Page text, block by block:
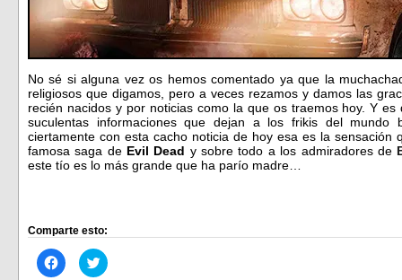
No sé si alguna vez os hemos comentado ya que la
religiosos que digamos, pero a veces rezamos y damos las
recién nacidos y por noticias como la que os traemos hoy. Y
suculentas informaciones que dejan a los frikis del mundo
ciertamente con esta cacho noticia de hoy esa es la
famosa saga de Evil Dead y sobre todo a los admiradores de
este tío es lo más grande que ha parío madre…
Comparte esto:
Haz
clic
Haz
clic